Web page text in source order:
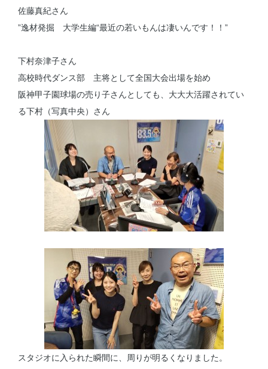
佐藤真紀さん
”逸材発掘 大学生編“最近の若いもんは凄いんです！！”
下村奈津子さん
高校時代ダンス部 主将として全国大会出場を始め
阪神甲子園球場の売り子さんとしても、大大大活躍されてい
る下村（写真中央）さん
スタジオに入られた瞬間に、周りが明るくなりました。